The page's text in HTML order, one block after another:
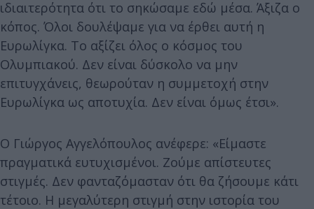
ιδιαιτερότητα ότι το σηκώσαμε εδώ μέσα. Άξιζα ο
κόπος. Όλοι δουλέψαμε για να έρθει αυτή η
Ευρωλίγκα. Το αξίζει όλος ο κόσμος του
Ολυμπιακού. Δεν είναι δύσκολο να μην
επιτυγχάνεις, θεωρούταν η συμμετοχή στην
Ευρωλίγκα ως αποτυχία. Δεν είναι όμως έτσι».
Ο Γιώργος Αγγελόπουλος ανέφερε: «Είμαστε
πραγματικά ευτυχισμένοι. Ζούμε απίστευτες
στιγμές. Δεν φανταζόμασταν ότι θα ζήσουμε κάτι
τέτοιο. Η μεγαλύτερη στιγμή στην ιστορία του